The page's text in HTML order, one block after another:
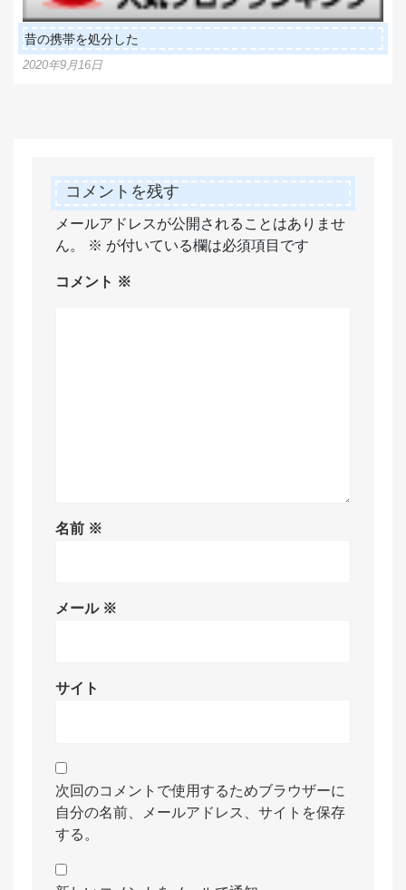
昔の携帯を処分した
2020年9月16日
コメントを残す
メールアドレスが公開されることはありませ
ん。
※ が付いている欄は必須項目です
コメント ※
名前 ※
メール ※
サイト
次回のコメントで使用するためブラウザーに
自分の名前、メールアドレス、サイトを保存
する。